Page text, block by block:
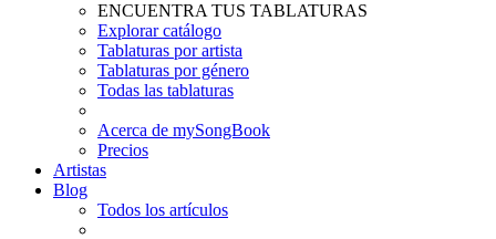
ENCUENTRA TUS TABLATURAS
Explorar catálogo
Tablaturas por artista
Tablaturas por género
Todas las tablaturas
Acerca de mySongBook
Precios
Artistas
Blog
Todos los artículos